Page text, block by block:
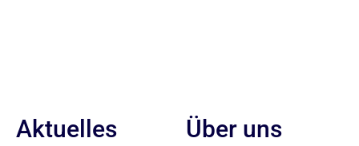
Aktuelles Über uns